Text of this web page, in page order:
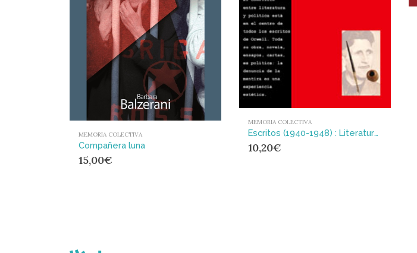
MEMORIA COLECTIVA
Compañera luna
15,00€
MEMORIA COLECTIVA
Escritos (1940-1948) : Literatura y política
10,20€